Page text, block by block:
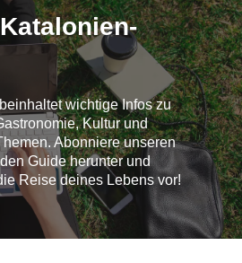
wichtige Infos zu
Kultur und
Abonniere unseren
Guide herunter und
Reise deines Lebens vor!